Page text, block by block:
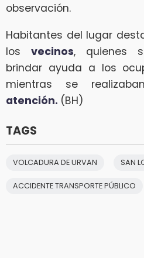
observación.
Habitantes del lugar
los vecinos, quienes
brindar ayuda a los
mientras se
atención. (BH)
TAGS
VOLCADURA DE URVAN SAN
ACCIDENTE TRANSPORTE PÚBLICO